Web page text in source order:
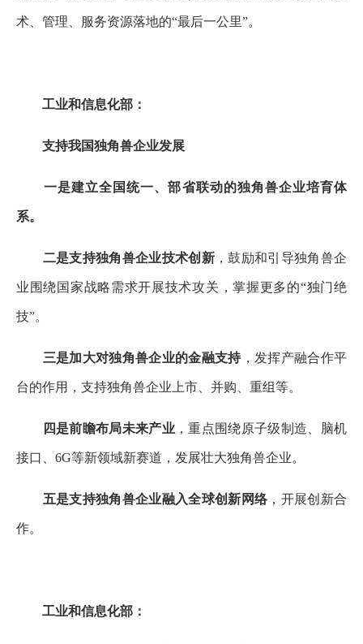
术、管理、服务资源落地的“最后一公里”。
工业和信息化部：
支持我国独角兽企业发展
一是建立全国统一、部省联动的独角兽企业培育体
系。
二是支持独角兽企业技术创新 ，鼓励和引导独角兽企
业围绕国家战略需求开展技术攻关，掌握更多的“独门绝
技”。
三是加大对独角兽企业的金融支持，发挥产融合作平
台的作用，支持独角兽企业上市、并购、重组等。
四是前瞻布局未来产业 ，重点围绕原子级制造、脑机
接口、6G等新领域新赛道，发展壮大独角兽企业。
五是支持独角兽企业融入全球创新网络，开展创新合
作。
工业和信息化部：